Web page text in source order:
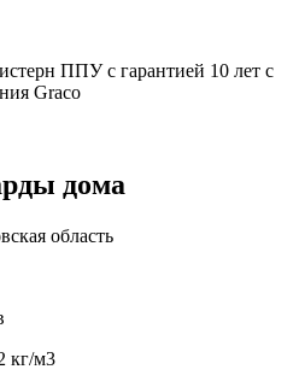
ППУ с гарантией 10 лет с
Graco
дома
область
кг/м3